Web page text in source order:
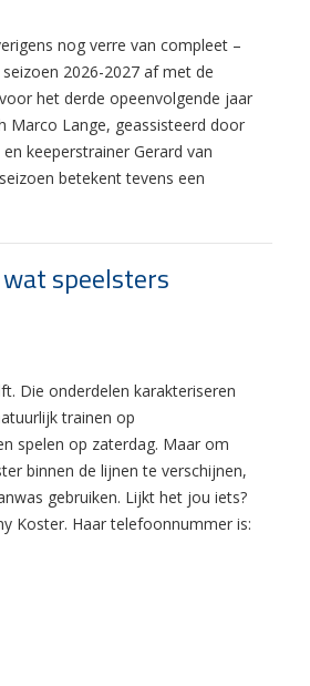
nog verre van compleet –
2026-2027 af met de
het derde opeenvolgende jaar
Marco Lange, geassisteerd door
keeperstrainer Gerard van
betekent tevens een
speelsters
Die onderdelen karakteriseren
trainen op
spelen op zaterdag. Maar om
binnen de lijnen te verschijnen,
gebruiken. Lijkt het jou iets?
Koster. Haar telefoonnummer is: